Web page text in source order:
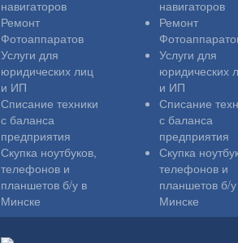
навигаторов
Ремонт
Фотоаппаратов
Услуги для
юридических лиц
и ИП
Списание техники
с баланса
предприятия
Скупка ноутбуков,
телефонов и
планшетов б/у в
Минске
навигаторов
Ремонт
Услуги для
юридических
и ИП
Списание
с баланса
предприятия
Скупка
телефонов и
планшетов б/
Минске